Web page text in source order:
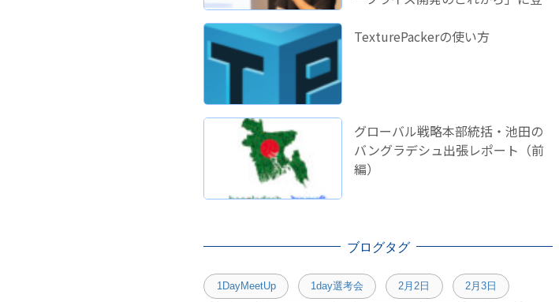
TexturePackerの使い方
グローバル戦略本部統括・池田の
バングラデシュ出張レポート（前
編）
ブログタグ
1DayMeetUp 1day選考会 2月2日 2月3日